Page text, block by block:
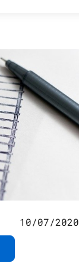
10/07/2020